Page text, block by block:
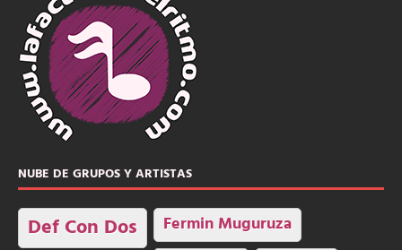
NUBE DE GRUPOS Y ARTISTAS
Def Con Dos Fermin Muguruza